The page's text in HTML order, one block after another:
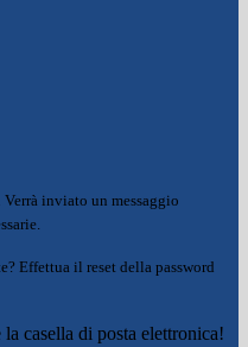
Verrà inviato un messaggio
Effettua il reset della password
casella di posta elettronica!